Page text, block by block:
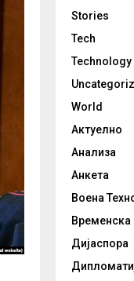
Stories
Tech
Technology
World
Актуелно
Анализа
Анкета
Воена
Временска
Дијаспора